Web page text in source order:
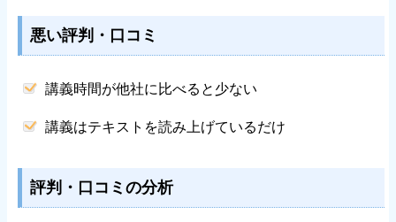
悪い評判・口コミ
講義時間が他社に比べると少ない
講義はテキストを読み上げているだけ
評判・口コミの分析